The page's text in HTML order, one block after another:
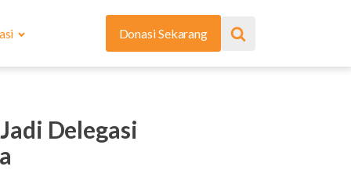
Donasi Sekarang
Delegasi